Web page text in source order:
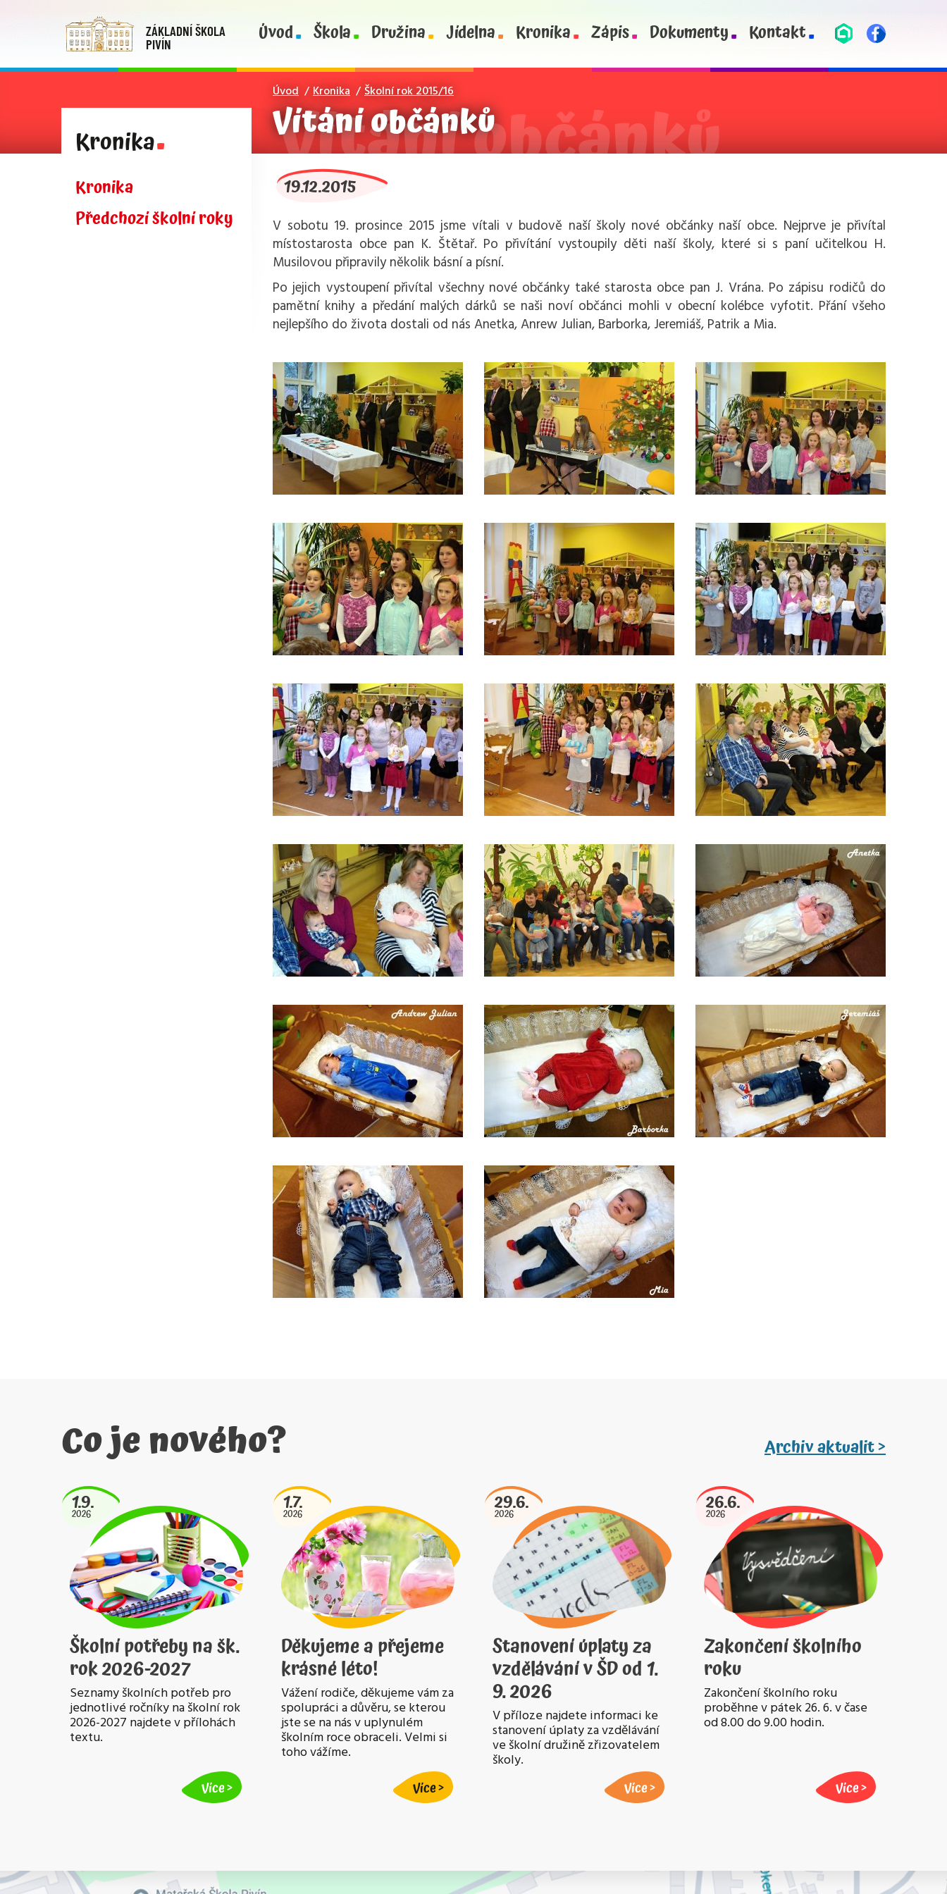
ZÁKLADNÍ ŠKOLA
PIVÍN
Úvod Škola Družina Jídelna Kronika Zápis Dokumenty Kontakt
Úvod Kronika Školní rok 2015/16
Vítání občánků
Kronika
Kronika
Předchozí školní roky
19.12.2015
V sobotu 19. prosince 2015 jsme vítali v budově naší školy nové občánky naší obce. Nejprve je přivítal
místostarosta obce pan K. Štětař. Po přivítání vystoupily děti naší školy, které si s paní učitelkou H.
Musilovou připravily několik básní a písní.
Po jejich vystoupení přivítal všechny nové občánky také starosta obce pan J. Vrána. Po zápisu rodičů do
pamětní knihy a předání malých dárků se naši noví občánci mohli v obecní kolébce vyfotit. Přání všeho
nejlepšího do života dostali od nás Anetka, Anrew Julian, Barborka, Jeremiáš, Patrik a Mia.
Co je nového? Archiv aktualit >
1.9.
2026
Školní potřeby na šk.
rok 2026-2027
Seznamy školních potřeb pro
jednotlivé ročníky na školní rok
2026-2027 najdete v přílohách
textu.
Více
1.7.
2026
Děkujeme a přejeme
krásné léto!
Vážení rodiče, děkujeme vám za
spolupráci a důvěru, se kterou
jste se na nás v uplynulém
školním roce obraceli. Velmi si
toho vážíme.
Více
29.6.
2026
Stanovení úplaty za
vzdělávání v ŠD od 1.
9. 2026
V příloze najdete informaci ke
stanovení úplaty za vzdělávání
ve školní družině zřizovatelem
školy.
Více
26.6.
2026
Zakončení školního
roku
Zakončení školního roku
proběhne v pátek 26. 6. v čase
od 8.00 do 9.00 hodin.
Více